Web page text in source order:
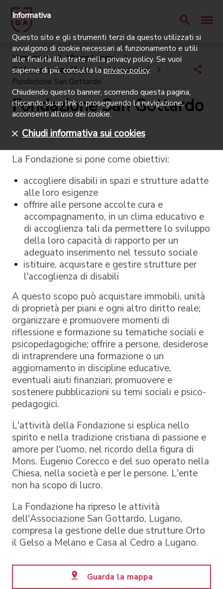
Homepage
Vivere Lugano
Cultura e tempo libero
Associazioni
Fondazione San Gottardo
Fondazione San Gottardo
La Fondazione si pone come obiettivi:
accogliere disabili in spazi e strutture adatte
alle loro esigenze
offrire alle persone accolte cura e
accompagnamento, in un clima educativo e
di accoglienza tali da permettere lo sviluppo
della loro capacità di rapporto per un
adeguato inserimento nel tessuto sociale
istituire, acquistare e gestire strutture per
l'accoglienza di disabili
A questo scopo può acquistare immobili, unità
di proprietà per piani e ogni altro diritto reale;
organizzare e promuovere momenti di
riflessione e formazione su tematiche sociali e
psicopedagogiche; offrire a persone, desiderose
di intraprendere una formazione o un
aggiornamento in discipline educative,
eventuali aiuti finanziari; promuovere e
sostenere pubblicazioni su temi sociali e psico-
pedagogici.
L'attività della Fondazione si esplica nello
spirito e nella tradizione cristiana di passione e
amore per l'uomo, nel ricordo della figura di
Mons. Eugenio Corecco e del suo operato nella
Chiesa, nella società e per le persone. L'ente
non ha scopo di lucro.
La Fondazione ha ripreso le attività
dell'Associazione San Gottardo, Lugano,
compresa la gestione delle due strutture Orto
il Gelso a Melano e Casa al Cedro a Lugano.
Guarda la mappa
Informativa
Questo sito e gli strumenti terzi da questo utilizzati si
avvalgono di cookie necessari al funzionamento e utili
alle finalità illustrate nella privacy policy. Se vuoi
saperne di più, consulta laprivacy policy.
Chiudendo questo banner, scorrendo questa pagina,
cliccando su un link o proseguendo la navigazione,
acconsenti all’uso dei cookie.
Chiudi informativa sui cookies